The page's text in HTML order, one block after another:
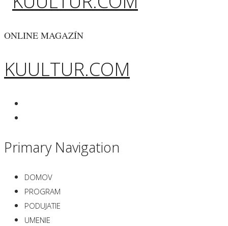
ONLINE MAGAZÍN
KUULTUR.COM
Primary Navigation
DOMOV
PROGRAM
PODUJATIE
UMENIE